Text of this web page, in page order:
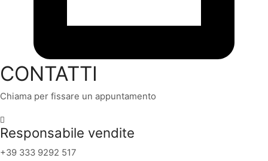
CONTATTI
Chiama per fissare un appuntamento
Responsabile vendite
+39 333 9292 517